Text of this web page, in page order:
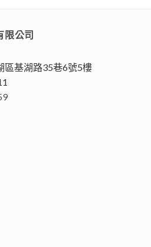
限公司
區基湖路35巷6號5樓